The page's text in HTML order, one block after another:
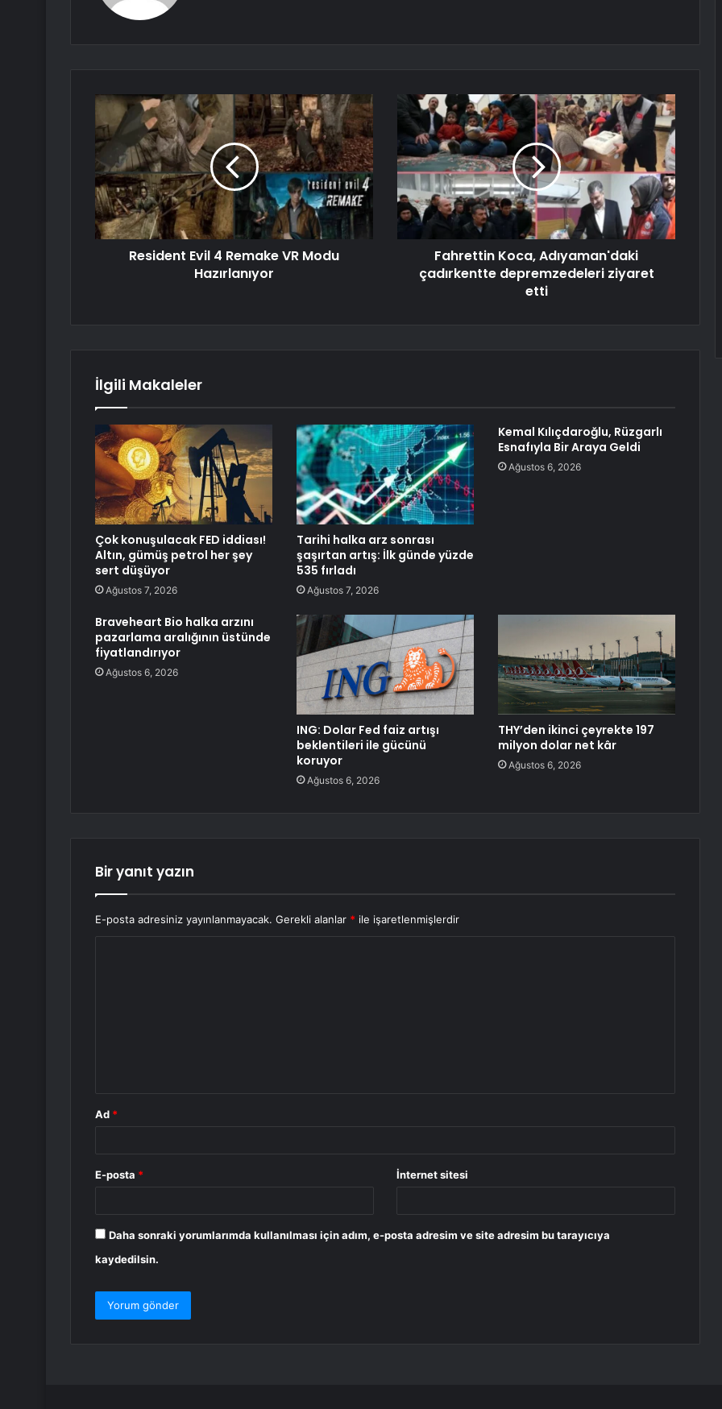
Resident Evil 4 Remake VR Modu
Hazırlanıyor
Fahrettin Koca, Adıyaman'daki
çadırkentte depremzedeleri ziyaret
etti
İlgili Makaleler
Çok konuşulacak FED iddiası!
Altın, gümüş petrol her şey
sert düşüyor
Ağustos 7, 2026
Tarihi halka arz sonrası
şaşırtan artış: İlk günde yüzde
535 fırladı
Ağustos 7, 2026
Kemal Kılıçdaroğlu, Rüzgarlı
Esnafıyla Bir Araya Geldi
Ağustos 6, 2026
Braveheart Bio halka arzını
pazarlama aralığının üstünde
fiyatlandırıyor
Ağustos 6, 2026
ING: Dolar Fed faiz artışı
beklentileri ile gücünü
koruyor
Ağustos 6, 2026
THY’den ikinci çeyrekte 197
milyon dolar net kâr
Ağustos 6, 2026
Bir yanıt yazın
E-posta adresiniz yayınlanmayacak. Gerekli alanlar * ile işaretlenmişlerdir
Ad *
E-posta * İnternet sitesi
Daha sonraki yorumlarımda kullanılması için adım, e-posta adresim ve site adresim bu tarayıcıya
kaydedilsin.